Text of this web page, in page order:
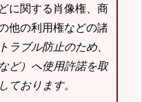
に関する肖像権、商
他の利用権などの諸
トラブル防止のため、
ど）へ使用許諾を取
ております。